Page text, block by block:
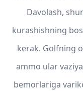
Davolash,
kurashishning
kerak. Golfning
ammo ular
bemorlariga